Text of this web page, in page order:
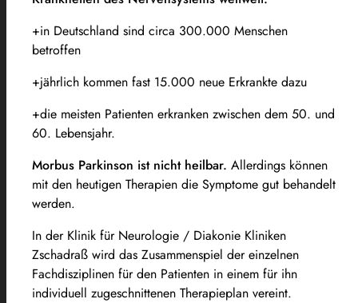
+in Deutschland sind circa 300.000 Menschen
betroffen
+jährlich kommen fast 15.000 neue Erkrankte dazu
+die meisten Patienten erkranken zwischen dem 50. und
60. Lebensjahr.
Morbus Parkinson ist nicht heilbar. Allerdings können
mit den heutigen Therapien die Symptome gut behandelt
werden.
In der Klinik für Neurologie / Diakonie Kliniken
Zschadraß wird das Zusammenspiel der einzelnen
Fachdisziplinen für den Patienten in einem für ihn
individuell zugeschnittenen Therapieplan vereint.